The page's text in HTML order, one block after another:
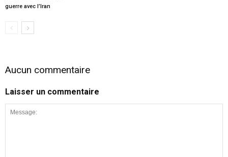
guerre avec l’Iran
Aucun commentaire
Laisser un commentaire